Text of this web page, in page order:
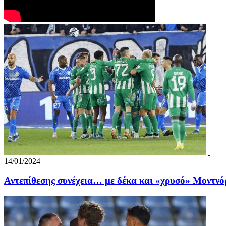
14/01/2024
Αντεπίθεσης συνέχεια… με δέκα και «χρυσό»